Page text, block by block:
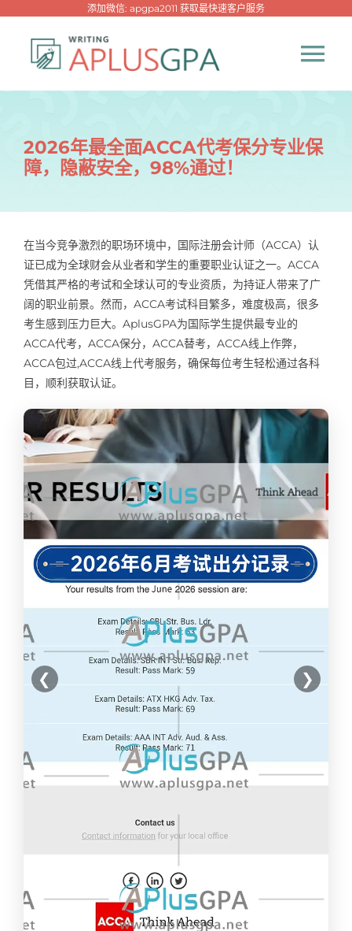
添加微信: apgpa2011 获取最快速客户服务
热门代写
网课专家
代写资讯 New！
Samples Hot!
2026年最全面ACCA代考保分专业保
障，隐蔽安全，98%通过！
在当今竞争激烈的职场环境中，国际注册会计师（ACCA）认
证已成为全球财会从业者和学生的重要职业认证之一。ACCA
凭借其严格的考试和全球认可的专业资质，为持证人带来了广
阔的职业前景。然而，ACCA考试科目繁多，难度极高，很多
考生感到压力巨大。AplusGPA为国际学生提供最专业的
ACCA代考，ACCA保分，ACCA替考，ACCA线上作弊，
ACCA包过,ACCA线上代考服务，确保每位考生轻松通过各科
目，顺利获取认证。
❮ ❯